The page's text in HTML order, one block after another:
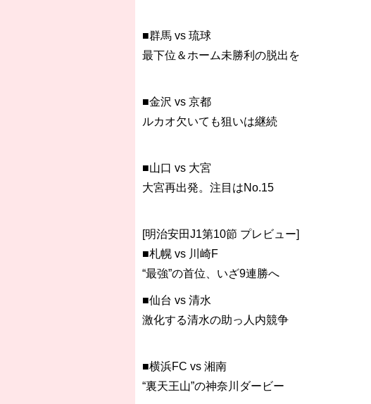
■群馬 vs 琉球
最下位＆ホーム未勝利の脱出を
■金沢 vs 京都
ルカオ欠いても狙いは継続
■山口 vs 大宮
大宮再出発。注目はNo.15
[明治安田J1第10節 プレビュー]
■札幌 vs 川崎F
“最強”の首位、いざ9連勝へ
■仙台 vs 清水
激化する清水の助っ人内競争
■横浜FC vs 湘南
“裏天王山”の神奈川ダービー